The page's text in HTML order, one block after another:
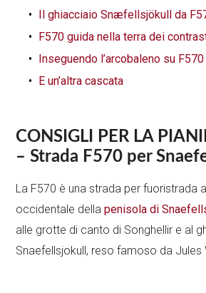
Il ghiacciaio Snæfellsjökull da
F570 guida nella terra dei
Inseguendo l’arcobaleno su F570
E un’altra cascata
CONSIGLI PER LA
– Strada F570 per
La F570 è una strada per fuoristrada
occidentale dellapenisola di
alle grotte di canto di Songhellir e al
Snaefellsjokull, reso famoso da Jules